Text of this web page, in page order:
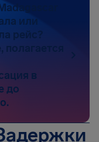
или
рейс?
полагается
в
до